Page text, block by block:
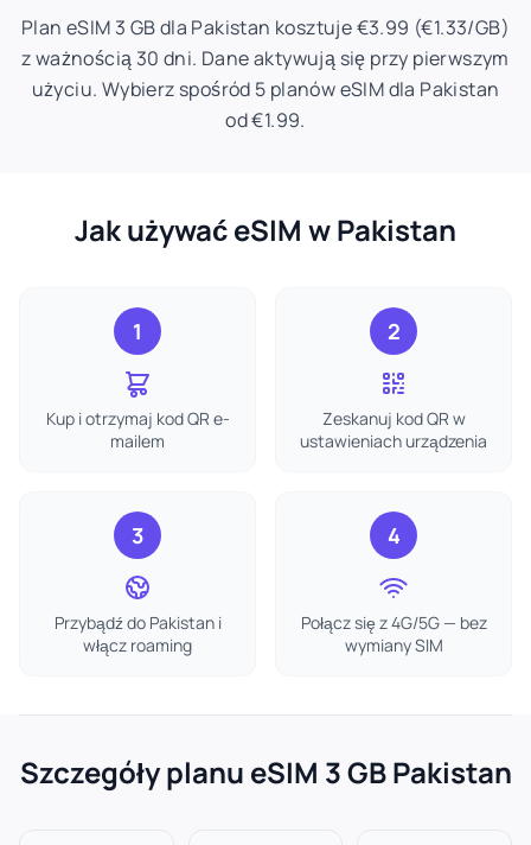
Plan eSIM 3 GB dla Pakistan kosztuje €3.99 (€1.33/GB)
z ważnością 30 dni. Dane aktywują się przy pierwszym
użyciu. Wybierz spośród 5 planów eSIM dla Pakistan
od €1.99.
Jak używać eSIM w Pakistan
1
Kup i otrzymaj kod QR e-
mailem
2
Zeskanuj kod QR w
ustawieniach urządzenia
3
Przybądź do Pakistan i
włącz roaming
4
Połącz się z 4G/5G — bez
wymiany SIM
Szczegóły planu eSIM 3 GB Pakistan